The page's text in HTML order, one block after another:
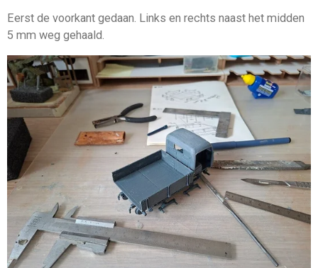
Eerst de voorkant gedaan. Links en rechts naast het midden
5 mm weg gehaald.